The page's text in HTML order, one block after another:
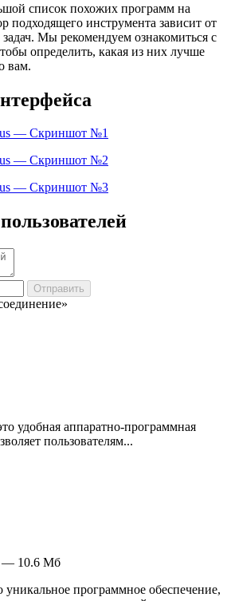
список похожих программ на
подходящего инструмента зависит от
Мы рекомендуем ознакомиться с
определить, какая из них лучше
вам.
удобная аппаратно-программная
пользователям...
— 10.6 Мб
уникальное программное обеспечение,